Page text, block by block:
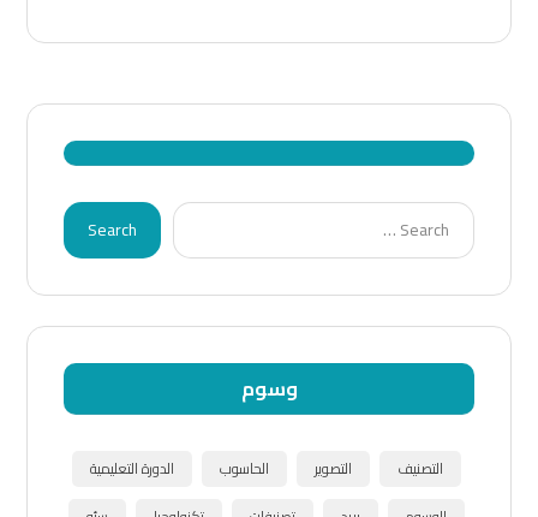
Search
وسوم
التصنيف التصوير الحاسوب
الدورة التعليمية